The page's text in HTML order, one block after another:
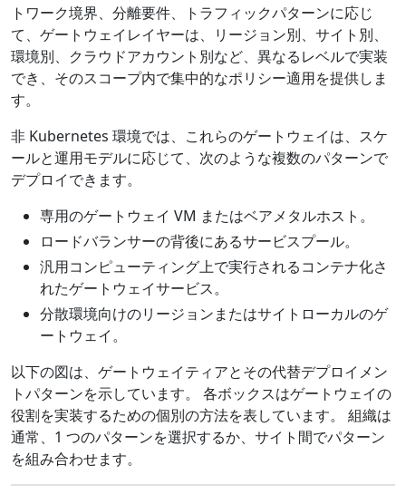
トワーク境界、分離要件、トラフィックパターンに応じ
て、ゲートウェイレイヤーは、リージョン別、サイト別、
環境別、クラウドアカウント別など、異なるレベルで実装
でき、そのスコープ内で集中的なポリシー適用を提供しま
す。
非 Kubernetes 環境では、これらのゲートウェイは、スケ
ールと運用モデルに応じて、次のような複数のパターンで
デプロイできます。
専用のゲートウェイ VM またはベアメタルホスト。
ロードバランサーの背後にあるサービスプール。
汎用コンピューティング上で実行されるコンテナ化さ
れたゲートウェイサービス。
分散環境向けのリージョンまたはサイトローカルのゲ
ートウェイ。
以下の図は、ゲートウェイティアとその代替デプロイメン
トパターンを示しています。 各ボックスはゲートウェイの
役割を実装するための個別の方法を表しています。 組織は
通常、1 つのパターンを選択するか、サイト間でパターン
を組み合わせます。